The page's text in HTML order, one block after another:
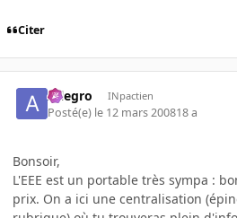
Citer
Allegro INpactien
Posté(e) le 12 mars 200818 a
Bonsoir,
L'EEE est un portable très sympa :
prix. On a ici une centralisation